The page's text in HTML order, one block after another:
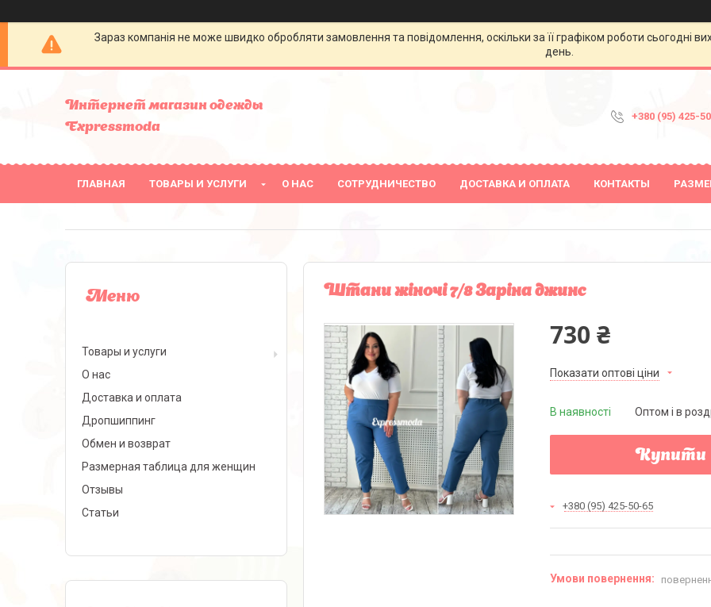
Зараз компанія не може швидко обробляти замовлення та повідомлення, оскільки за її графіком роботи сьогодні
день.
Интернет магазин одежды
Expressmoda
+380 (95) 425-
ГЛАВНАЯ ТОВАРЫ И УСЛУГИ О НАС СОТРУДНИЧЕСТВО ДОСТАВКА И ОПЛАТА КОНТАКТЫ
Штани жіночі 7/8 Заріна джинс
730 ₴
Показати оптові ціни
В наявності Оптом і в
Купити
+380 (95) 425-50-65
Товары и услуги
О нас
Доставка и оплата
Дропшиппинг
Обмен и возврат
Размерная таблица для женщин
Отзывы
Статьи